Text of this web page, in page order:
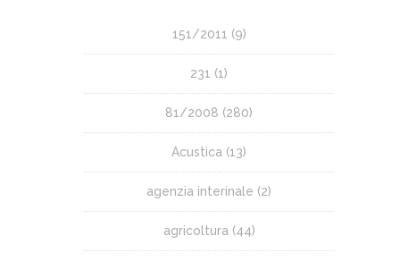
151/2011 (9)
231 (1)
81/2008 (280)
Acustica (13)
agenzia interinale (2)
agricoltura (44)